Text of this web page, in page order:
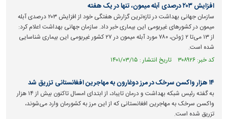
افزایش ۲۰۳ درصدی آبله میمون، تنها در یک هفته
سازمان جهانی بهداشت در تازه‌ترین گزارش هفتگی خود از افزایش ۲۰۳ درصدی آبله
میمون در کشور‌های غیربومی این بیماری خبر داد. سازمان جهانی بهداشت اعلام کرد:
از ۱۳ می‌تا ۲ ژوئن، ۷۸۰ مورد آبله میمون در ۲۷ کشور غیربومی این بیماری شناسایی
شده است.
کد خبر: ۳۰۸۹۲۶ تاریخ انتشار : ۱۴۰۱/۰۳/۱۵
۱۴ هزار واکسن سرخک در مرز دوغارون به مهاجرین افغانستانی تزریق شد
به گفته رئیس شبکه بهداشت و درمان تایباد، از ابتدای امسال تاکنون بیش از ۱۴ هزار
واکسن سرخک به مهاجرین افغانستانی که از این مرز به کشورمان وارد می‌شوند،
تزریق شده است.